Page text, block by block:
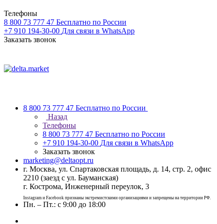
Телефоны
8 800 73 777 47 Бесплатно по России
+7 910 194-30-00 Для связи в WhatsApp
Заказать звонок
8 800 73 777 47 Бесплатно по России
Назад
Телефоны
8 800 73 777 47 Бесплатно по России
+7 910 194-30-00 Для связи в WhatsApp
Заказать звонок
marketing@deltaopt.ru
г. Москва, ул. Спартаковская площадь, д. 14, стр. 2, офис
2210 (заезд с ул. Бауманская)
г. Кострома, Инженерный переулок, 3
Instagram и Facebook признаны экстремистскими организациями и запрещены на территории РФ.
Пн. – Пт.: с 9:00 до 18:00